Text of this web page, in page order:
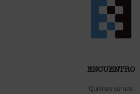
ENCUENTRO
Quiénes somos